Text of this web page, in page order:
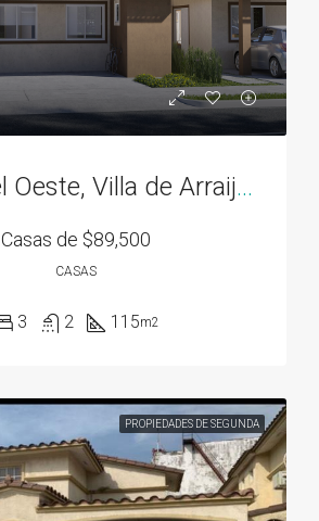
Rivera del Oeste, Villa de Arraiján
Casas de $89,500
CASAS
3 2 115m2
PROPIEDADES DE SEGUNDA